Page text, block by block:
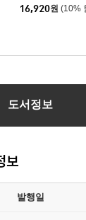
16,920원 (10%
킨스 밤 산책
도서정보
보
발행일